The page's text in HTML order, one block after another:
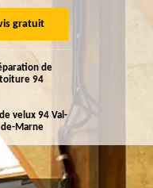
gratuit
de
toiture 94
velux 94 Val-
de-Marne